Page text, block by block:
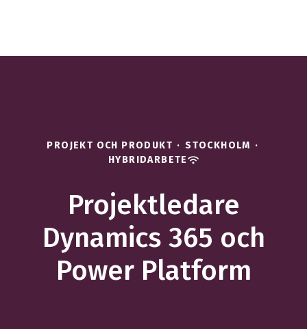
PROJEKT OCH PRODUKT · STOCKHOLM ·
HYBRIDARBETE
Projektledare
Dynamics 365 och
Power Platform